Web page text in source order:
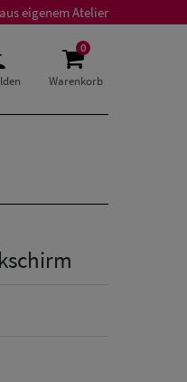
eigenem Atelier
0
Warenkorb